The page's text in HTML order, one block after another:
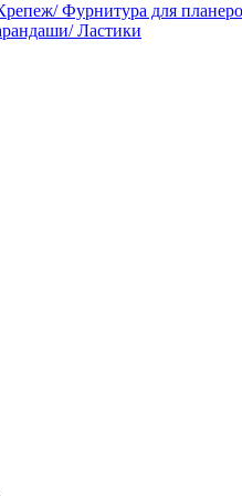
Фурнитура для
Ластики